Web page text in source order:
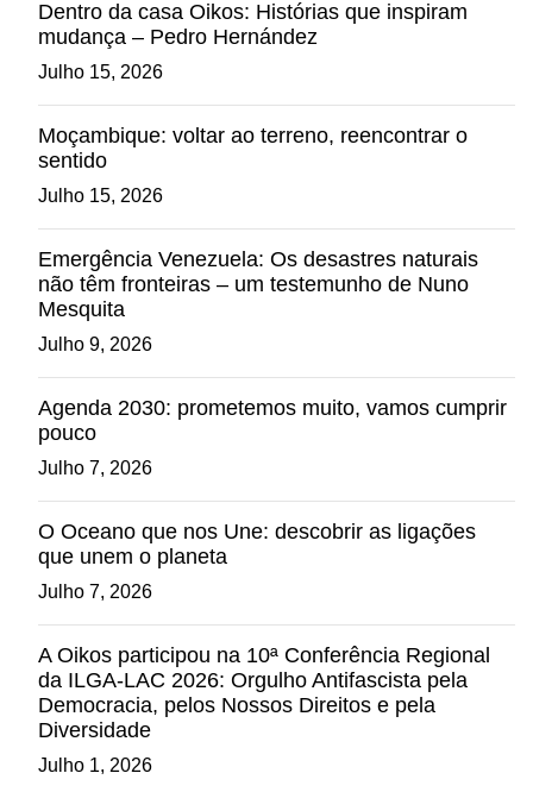
Dentro da casa Oikos: Histórias que inspiram
mudança – Pedro Hernández
Julho 15, 2026
Moçambique: voltar ao terreno, reencontrar o
sentido
Julho 15, 2026
Emergência Venezuela: Os desastres naturais
não têm fronteiras – um testemunho de Nuno
Mesquita
Julho 9, 2026
Agenda 2030: prometemos muito, vamos cumprir
pouco
Julho 7, 2026
O Oceano que nos Une: descobrir as ligações
que unem o planeta
Julho 7, 2026
A Oikos participou na 10ª Conferência Regional
da ILGA-LAC 2026: Orgulho Antifascista pela
Democracia, pelos Nossos Direitos e pela
Diversidade
Julho 1, 2026